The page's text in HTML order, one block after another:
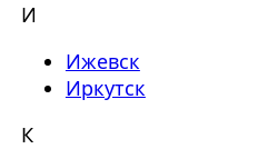
И
Ижевск
Иркутск
К